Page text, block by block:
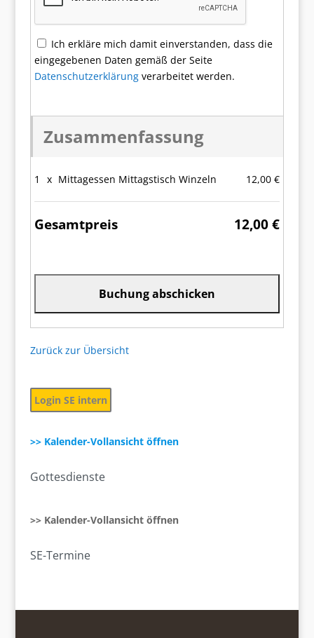
Ich erkläre mich damit einverstanden, dass die
eingegebenen Daten gemäß der Seite
Datenschutzerklärungverarbeitet werden.
Zusammenfassung
1 x Mittagessen Mittagstisch Winzeln 12,00 €
Gesamtpreis 12,00 €
Zurück zur Übersicht
Login SE intern
>> Kalender-Vollansicht öffnen
Gottesdienste
>> Kalender-Vollansicht öffnen
SE-Termine